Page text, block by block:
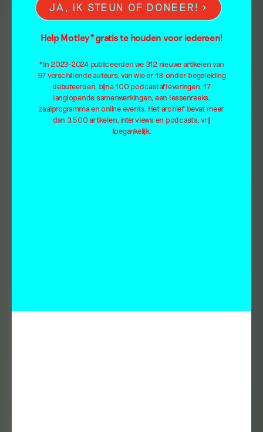
JA, IK STEUN OF DONEER!
Help Motley* gratis te houden voor iedereen!
*In 2023-2024 publiceerden we 312 nieuwe artikelen van
97 verschillende auteurs, van wie er 18 onder begeleiding
debuteerden, bijna 100 podcastafleveringen, 17
langlopende samenwerkingen, een lessenreeks,
zaalprogramma en online events. Het archief bevat meer
dan 3.500 artikelen, interviews en podcasts, vrij
toegankelijk.